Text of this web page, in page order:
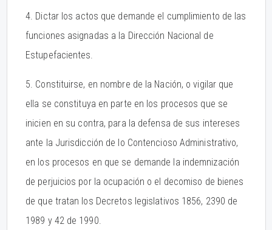
4. Dictar los actos que demande el cumplimiento de las
funciones asignadas a la Dirección Nacional de
Estupefacientes.
5. Constituirse, en nombre de la Nación, o vigilar que
ella se constituya en parte en los procesos que se
inicien en su contra, para la defensa de sus intereses
ante la Jurisdicción de lo Contencioso Administrativo,
en los procesos en que se demande la indemnización
de perjuicios por la ocupación o el decomiso de bienes
de que tratan los Decretos legislativos 1856, 2390 de
1989 y 42 de 1990.